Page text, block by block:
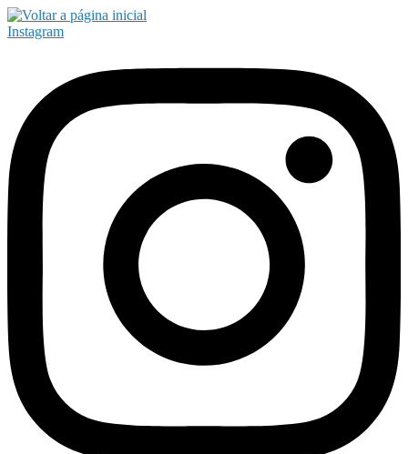
Instagram